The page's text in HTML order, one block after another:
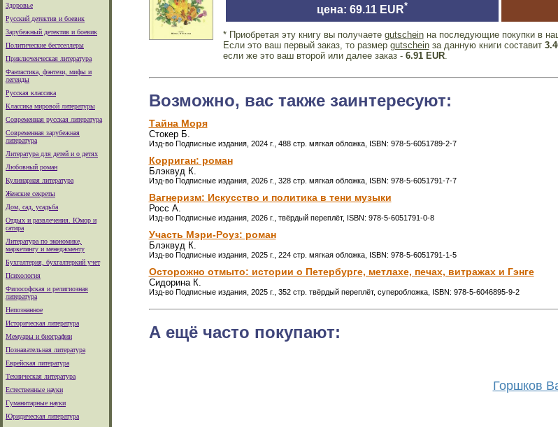
Здоровье
Русский детектив и боевик
Зарубежный детектив и боевик
Политические бестселлеры
Приключенческая литература
Фантастика, фэнтези, мифы и
легенды
Русская классика
Классика мировой литературы
Современная русская литература
Современная зарубежная
литература
Литература для детей и о детях
Любовный роман
Кулинарная литература
Женские секреты
Дом, сад, усадьба
Отдых и развлечения. Юмор и
сатира
Литература по экономике,
маркетингу и менеджменту
Бухгалтерия, бухгалтеркий учет
Психология
Философская и религиозная
литература
Непознанное
Историческая литература
Мемуары и биографии
Познавательная литература
Еврейская литература
Техническая литература
Естественные науки
Гуманитарные науки
Юридическая литература
цена: 69.11 EUR*
* Приобретая эту книгу вы получаете gutscheinна последующие покупки в
Если это ваш первый заказ, то размер gutscheinза данную книги составит
если же это ваш второй или далее заказ - 6.91 EUR.
Возможно, вас также заинтересуют:
Тайна Моря
Стокер Б.
Изд-во Подписные издания, 2024 г., 488 стр. мягкая обложка, ISBN: 978-5-6051789-2-7
Корриган: роман
Блэквуд К.
Изд-во Подписные издания, 2026 г., 328 стр. мягкая обложка, ISBN: 978-5-6051791-7-7
Вагнеризм: Искусство и политика в тени музыки
Росс А.
Изд-во Подписные издания, 2026 г., твёрдый переплёт, ISBN: 978-5-6051791-0-8
Участь Мэри-Роуз: роман
Блэквуд К.
Изд-во Подписные издания, 2025 г., 224 стр. мягкая обложка, ISBN: 978-5-6051791-1-5
Осторожно отмыто: истории о Петербурге, метлахе, печах, витражах и Гэнге
Сидорина К.
Изд-во Подписные издания, 2025 г., 352 стр. твёрдый переплёт, суперобложка, ISBN: 978-5-6046895-9-2
А ещё часто покупают:
Горшков